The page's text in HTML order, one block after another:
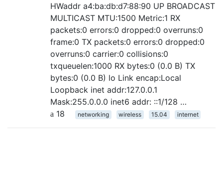
HWaddr a4:ba:db:d7:88:90 UP BROADCAST
MULTICAST MTU:1500 Metric:1 RX
packets:0 errors:0 dropped:0 overruns:0
frame:0 TX packets:0 errors:0 dropped:0
overruns:0 carrier:0 collisions:0
txqueuelen:1000 RX bytes:0 (0.0 B) TX
bytes:0 (0.0 B) lo Link encap:Local
Loopback inet addr:127.0.0.1
Mask:255.0.0.0 inet6 addr: ::1/128 …
18
networking wireless 15.04 internet